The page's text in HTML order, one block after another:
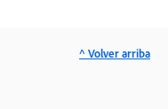
^ Volver arriba